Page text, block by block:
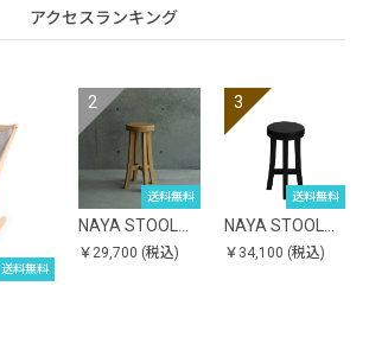
アクセスランキング
送料無料
送料無料
NAYA STOOL…
￥29,700 (税込)
送料無料
NAYA STOOL…
￥34,100 (税込)